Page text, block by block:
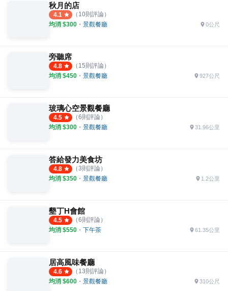
秋月的店
4.1 （ 10則評論）
均消 $300 ・ 景觀餐廳 0公尺
旁聽席
4.8 （ 15則評論）
均消 $450 ・ 景觀餐廳 927公尺
玻璃心空景觀餐廳
4.5 （6則評論）
均消 $300 ・ 景觀餐廳 31.96公里
答給發力美食坊
4.8 （3則評論）
均消 $350 ・ 景觀餐廳 1.2公里
墾丁H會館
4.5 （6則評論）
均消 $550 ・ 下午茶 61.35公里
居高風味餐廳
4.6 （ 13則評論）
均消 $600 ・ 景觀餐廳 310公尺